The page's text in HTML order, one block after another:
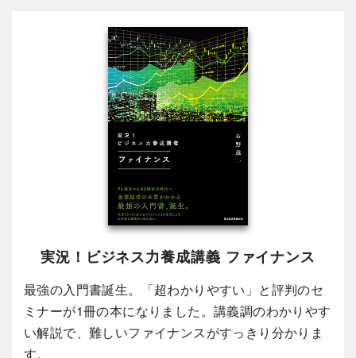
実況！ビジネス力養成講義 ファイナンス
最強の入門書誕生。「超わかりやすい」と評判のセ
ミナーが1冊の本になりました。講義調のわかりやす
い解説で、難しいファイナンスがすっきり分かりま
す。